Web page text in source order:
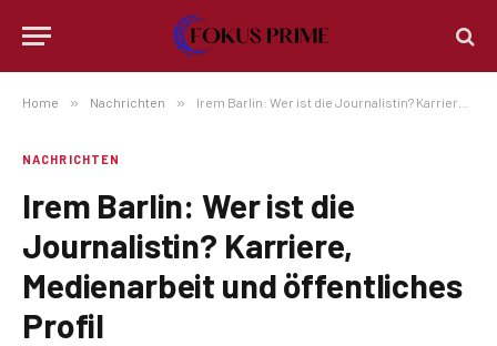
Home » Nachrichten » Irem Barlin: Wer ist die Journalistin? Karriere, Medienarbeit und öffentliches Profil
NACHRICHTEN
Irem Barlin: Wer ist die
Journalistin? Karriere,
Medienarbeit und öffentliches
Profil